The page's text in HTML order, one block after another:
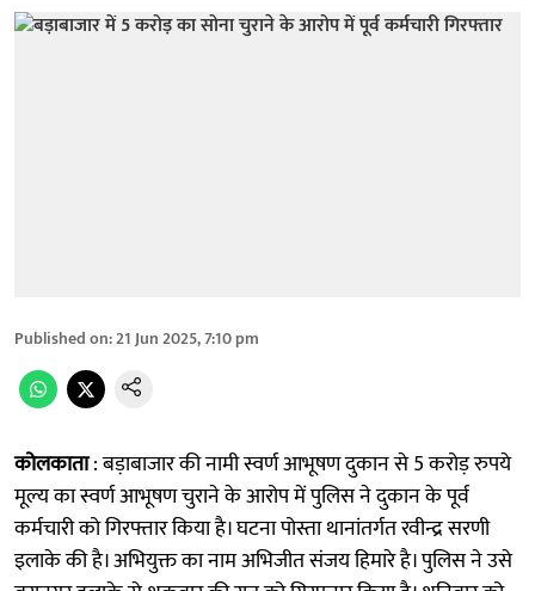
Published on:21 Jun 2025, 7:10 pm
कोलकाता: बड़ाबाजार की नामी स्वर्ण आभूषण दुकान से 5 करोड़ रुपये
मूल्य का स्वर्ण आभूषण चुराने के आरोप में पुलिस ने दुकान के पूर्व
कर्मचारी को गिरफ्तार किया है। घटना पोस्ता थानांतर्गत रवीन्द्र सरणी
इलाके की है। अभियुक्त का नाम अभिजीत संजय हिमारे है। पुलिस ने उसे